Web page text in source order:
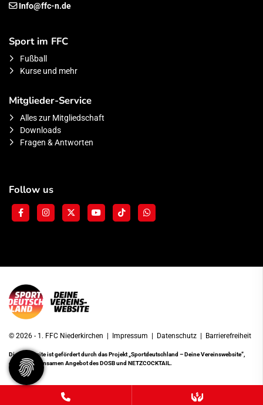
Info@ffc-n.de
Sport im FFC
Fußball
Kurse und mehr
Mitglieder-Service
Alles zur Mitgliedschaft
Downloads
Fragen & Antworten
Follow us
© 2026 - 1. FFC Niederkirchen | Impressum | Datenschutz | Barrierefreiheit
Diese Website ist gefördert durch das Projekt„Sportdeutschland – Deine Vereinswebsite”,
einem gemeinsamen Angebot des DOSB und NETZCOCKTAIL.